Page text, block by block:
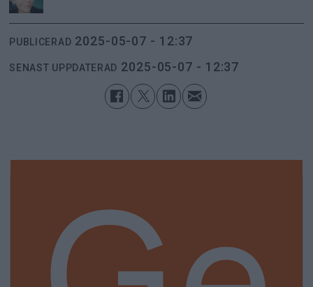
PUBLICERAD 2025-05-07 - 12:37
SENAST UPPDATERAD 2025-05-07 - 12:37